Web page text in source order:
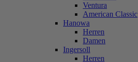
Ventura
American Classic
Hanowa
Herren
Damen
Ingersoll
Herren